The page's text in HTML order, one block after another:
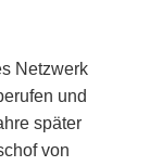
Netzwerk
und
später
von